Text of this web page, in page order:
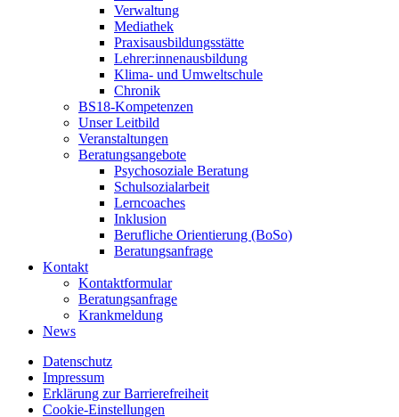
Verwaltung
Mediathek
Praxisausbildungsstätte
Lehrer:innenausbildung
Klima- und Umweltschule
Chronik
BS18-Kompetenzen
Unser Leitbild
Veranstaltungen
Beratungsangebote
Psychosoziale Beratung
Schulsozialarbeit
Lerncoaches
Inklusion
Berufliche Orientierung (BoSo)
Beratungsanfrage
Kontakt
Kontaktformular
Beratungsanfrage
Krankmeldung
News
Datenschutz
Impressum
Erklärung zur Barrierefreiheit
Cookie-Einstellungen